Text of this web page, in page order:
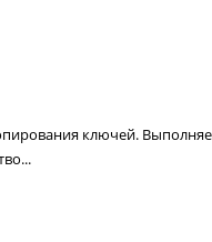
ключей.